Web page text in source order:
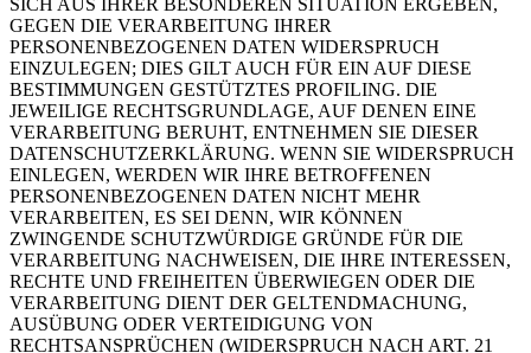
GEGEN DIE VERARBEITUNG IHRER
PERSONENBEZOGENEN DATEN WIDERSPRUCH
EINZULEGEN; DIES GILT AUCH FÜR EIN AUF DIESE
BESTIMMUNGEN GESTÜTZTES PROFILING. DIE
JEWEILIGE RECHTSGRUNDLAGE, AUF DENEN EINE
VERARBEITUNG BERUHT, ENTNEHMEN SIE DIESER
DATENSCHUTZERKLÄRUNG. WENN SIE WIDERSPRUCH
EINLEGEN, WERDEN WIR IHRE BETROFFENEN
PERSONENBEZOGENEN DATEN NICHT MEHR
VERARBEITEN, ES SEI DENN, WIR KÖNNEN
ZWINGENDE SCHUTZWÜRDIGE GRÜNDE FÜR DIE
VERARBEITUNG NACHWEISEN, DIE IHRE INTERESSEN,
RECHTE UND FREIHEITEN ÜBERWIEGEN ODER DIE
VERARBEITUNG DIENT DER GELTENDMACHUNG,
AUSÜBUNG ODER VERTEIDIGUNG VON
RECHTSANSPRÜCHEN (WIDERSPRUCH NACH ART. 21